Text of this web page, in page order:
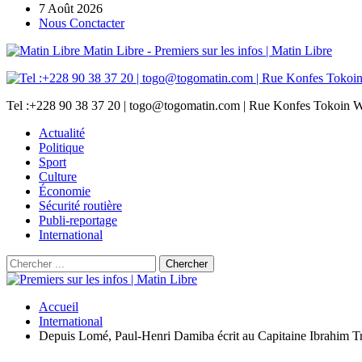
7 Août 2026
Nous Conctacter
Matin Libre - Premiers sur les infos | Matin Libre
Tel :+228 90 38 37 20 | togo@togomatin.com | Rue Konfes Tokoin
Actualité
Politique
Sport
Culture
Économie
Sécurité routière
Publi-reportage
International
Accueil
International
Depuis Lomé, Paul-Henri Damiba écrit au Capitaine Ibrahim